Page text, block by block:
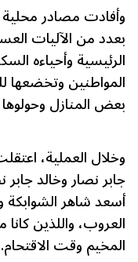
وأفادت مصادر
بعدد من الآليات
الرئيسية وأحياءه
المواطنين وتخضعها
بعض المنازل
وخلال العملية،
جابر نصار وخالد
أسعد شاهر
العروب، واللذين
المخيم وقت الاقتحام.